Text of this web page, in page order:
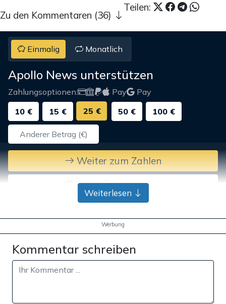
Teilen:
Zu den Kommentaren (36)
Einmalig Monatlich
Apollo News unterstützen
Zahlungsoptionen: Pay
Pay
10 €
15 € 25 € 50 € 100 €
Weiter zum Zahlen
Bank-Überweisung
Weiterlesen
Werbung
Kommentar schreiben